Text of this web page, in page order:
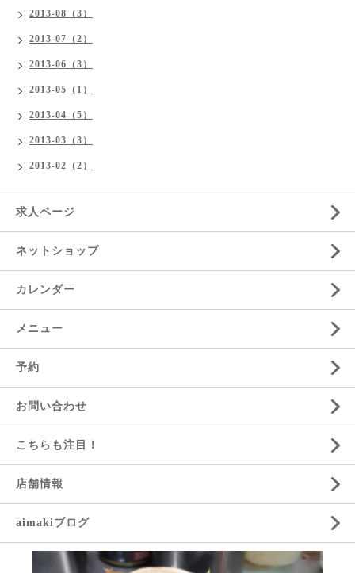
2013-08（3）
2013-07（2）
2013-06（3）
2013-05（1）
2013-04（5）
2013-03（3）
2013-02（2）
求人ページ
ネットショップ
カレンダー
メニュー
予約
お問い合わせ
こちらも注目！
店舗情報
aimakiブログ